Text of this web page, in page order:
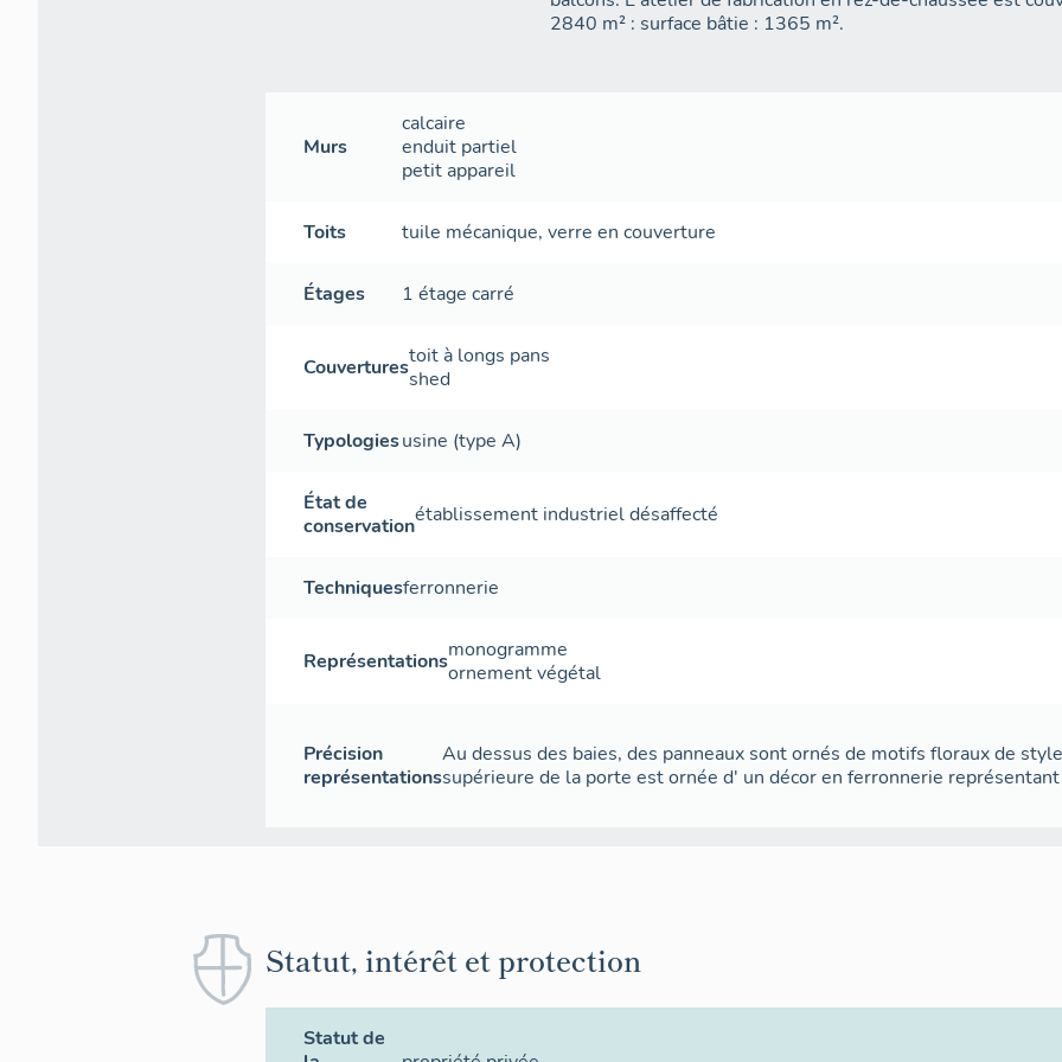
2840 m² : surface bâtie : 1365 m².
Murs
calcaire
enduit partiel
petit appareil
Toits tuile mécanique,verre en couverture
Étages 1 étage carré
Couverturestoit à longs pans
shed
Typologiesusine (type A)
État de
conservationétablissement industriel désaffecté
Techniquesferronnerie
Représentationsmonogramme
ornement végétal
Précision
représentations
Au dessus des baies, des panneaux sont ornés de motifs floraux de
supérieure de la porte est ornée d' un décor en ferronnerie
Statut, intérêt et protection
Statut de